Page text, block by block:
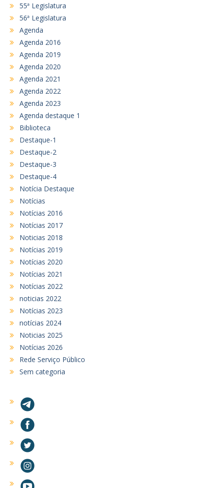
55ª Legislatura
56ª Legislatura
Agenda
Agenda 2016
Agenda 2019
Agenda 2020
Agenda 2021
Agenda 2022
Agenda 2023
Agenda destaque 1
Biblioteca
Destaque-1
Destaque-2
Destaque-3
Destaque-4
Notícia Destaque
Notícias
Notícias 2016
Notícias 2017
Noticias 2018
Notícias 2019
Notícias 2020
Notícias 2021
Notícias 2022
noticias 2022
Notícias 2023
notícias 2024
Noticias 2025
Notícias 2026
Rede Serviço Público
Sem categoria